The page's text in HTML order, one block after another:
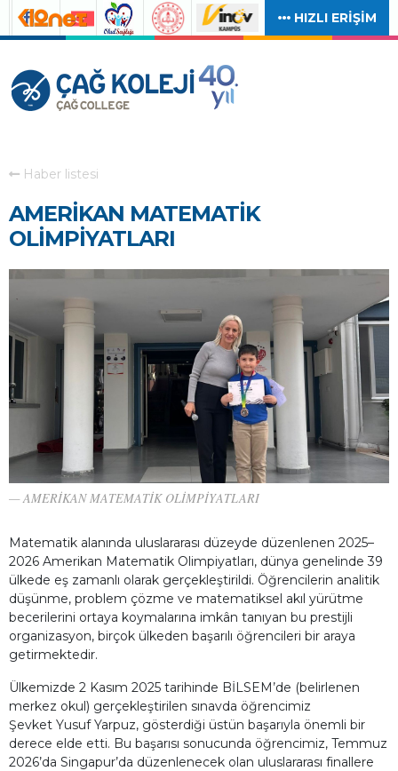
HIZLI ERİŞİM
Haber listesi
AMERİKAN MATEMATİK
OLİMPİYATLARI
AMERİKAN MATEMATİK OLİMPİYATLARI
Matematik alanında uluslararası düzeyde düzenlenen 2025–
2026 Amerikan Matematik Olimpiyatları, dünya genelinde 39
ülkede eş zamanlı olarak gerçekleştirildi. Öğrencilerin analitik
düşünme, problem çözme ve matematiksel akıl yürütme
becerilerini ortaya koymalarına imkân tanıyan bu prestijli
organizasyon, birçok ülkeden başarılı öğrencileri bir araya
getirmektedir.
Ülkemizde 2 Kasım 2025 tarihinde BİLSEM’de (belirlenen
merkez okul) gerçekleştirilen sınavda öğrencimiz
Şevket Yusuf Yarpuz, gösterdiği üstün başarıyla önemli bir
derece elde etti. Bu başarısı sonucunda öğrencimiz, Temmuz
2026’da Singapur’da düzenlenecek olan uluslararası finallere